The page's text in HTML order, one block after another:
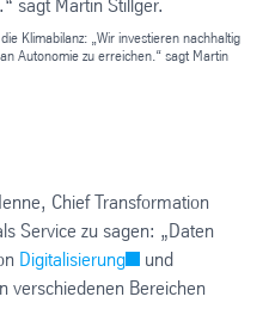
Klimabilanz: „Wir investieren nachhaltig
Autonomie zu erreichen.“ sagt Martin
Chief Transformation
Service zu sagen: „Daten
Digitalisierung
und
verschiedenen Bereichen